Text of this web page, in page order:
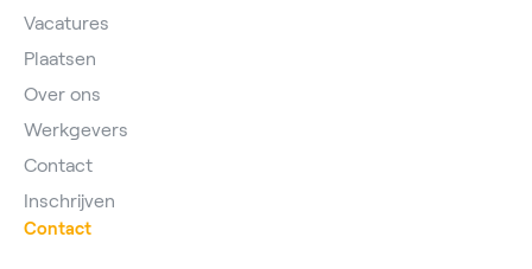
Vacatures
Plaatsen
Over ons
Werkgevers
Contact
Inschrijven
Contact